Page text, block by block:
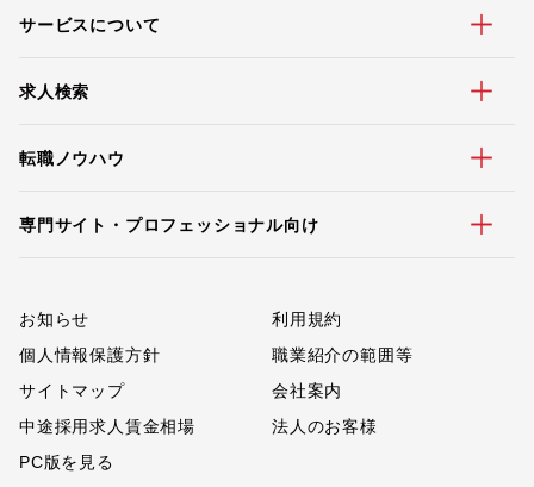
サービスについて
求人検索
転職ノウハウ
専門サイト・プロフェッショナル向け
お知らせ
利用規約
個人情報保護方針
職業紹介の範囲等
サイトマップ
会社案内
中途採用求人賃金相場
法人のお客様
PC版を見る